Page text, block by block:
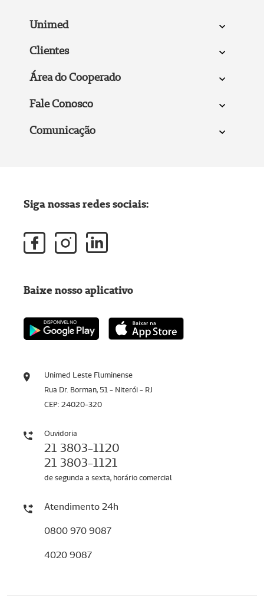
Unimed
Clientes
Área do Cooperado
Fale Conosco
Comunicação
Unimed Leste Fluminense
Rua Dr. Borman, 51 - Niterói - RJ
CEP: 24020-320
Ouvidoria
21 3803-1120
21 3803-1121
de segunda a sexta, horário comercial
Atendimento 24h
0800 970 9087
4020 9087
Siga nossas redes sociais:
Baixe nosso aplicativo